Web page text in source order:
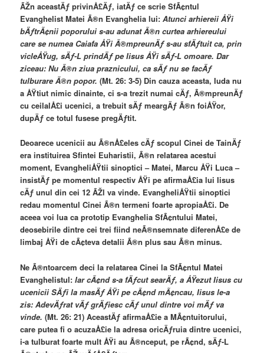
ÃŽn aceastÄƒ privinÅ£Äƒ, iatÄƒ ce scrie SfÃ¢ntul
Evanghelist Matei Ã®n Evanghelia lui:Atunci arhiereii ÅŸi
bÄƒtrÃ¢nii poporului s-au adunat Ã®n curtea arhiereului
care se numea Caiafa ÅŸi Ã®mpreunÄƒ s-au sfÄƒtuit ca, prin
vicleÅŸug, sÄƒ-L prindÄƒ pe Iisus ÅŸi sÄƒ-L omoare. Dar
ziceau: Nu Ã®n ziua praznicului, ca sÄƒ nu se facÄƒ
tulburare Ã®n popor.(Mt. 26: 3-5) Din cauza aceasta, Iuda nu
a ÅŸtiut nimic dinainte, ci s-a trezit numai cÄƒ, Ã®mpreunÄƒ
cu ceilalÅ£i ucenici, a trebuit sÄƒ meargÄƒ Ã®n foiÅŸor,
dupÄƒ ce totul fusese pregÄƒtit.
Deoarece ucenicii au Ã®nÅ£eles cÄƒ scopul Cinei de TainÄƒ
era instituirea Sfintei Euharistii, Ã®n relatarea acestui
moment, EvangheliÅŸtii sinoptici – Matei, Marcu ÅŸi Luca –
insistÄƒ pe momentul respectiv ÅŸi pe afirmaÅ£ia lui Iisus
cÄƒ unul din cei 12 ÃŽl va vinde. EvangheliÅŸtii sinoptici
redau momentul Cinei Ã®n termeni foarte apropiaÅ£i. De
aceea voi lua ca prototip Evanghelia SfÃ¢ntului Matei,
deosebirile dintre cei trei fiind neÃ®nsemnate diferenÅ£e de
limbaj ÅŸi de cÃ¢teva detalii Ã®n plus sau Ã®n minus.
Ne Ã®ntoarcem deci la relatarea Cinei la SfÃ¢ntul Matei
Evanghelistul:Iar cÃ¢nd s-a fÄƒcut searÄƒ, a ÅŸezut Iisus cu
ucenicii SÄƒi la masÄƒ ÅŸi pe cÃ¢nd mÃ¢ncau, Iisus le-a
zis: AdevÄƒrat vÄƒ grÄƒiesc cÄƒ unul dintre voi mÄƒ va
vinde.(Mt. 26: 21) AceastÄƒ afirmaÅ£ie a MÃ¢ntuitorului,
care putea fi o acuzaÅ£ie la adresa oricÄƒruia dintre ucenici,
i-a tulburat foarte mult ÅŸi au Ã®nceput, pe rÃ¢nd, sÄƒ-L